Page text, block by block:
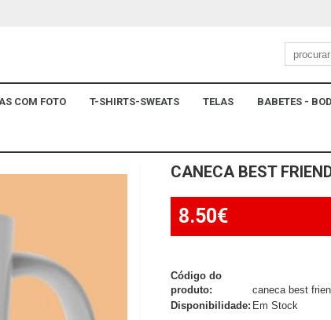
COM FOTO T-SHIRTS-SWEATS TELAS BABETES -
CANECA BEST
8.50€
Código do
produto:
caneca best
Disponibilidade:Em Stock